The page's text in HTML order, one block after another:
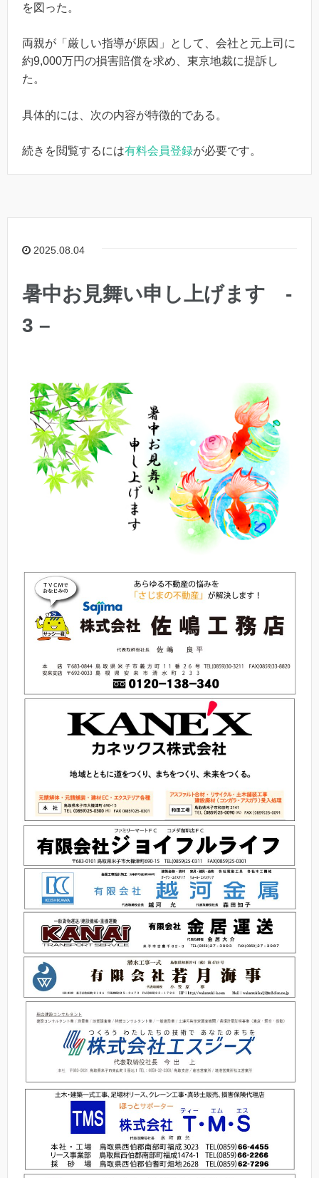
を図った。
両親が「厳しい指導が原因」として、会社と元上司に
約9,000万円の損害賠償を求め、東京地裁に提訴し
た。
具体的には、次の内容が特徴的である。
続きを閲覧するには有料会員登録が必要です。
2025.08.04
暑中お見舞い申し上げます -
3 –